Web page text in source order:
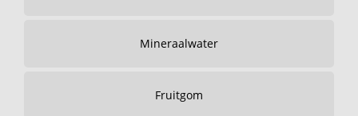
Mineraalwater
Fruitgom